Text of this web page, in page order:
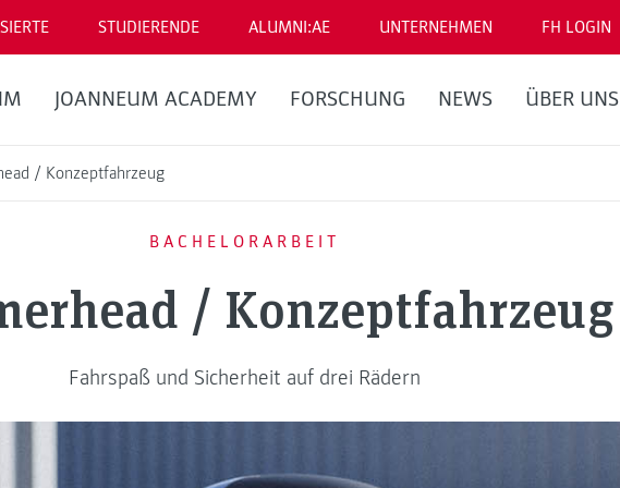
STUDIERENDE ALUMNI:AE UNTERNEHMEN FH LOGIN
JOANNEUM ACADEMY FORSCHUNG NEWS ÜBER UNS
/ Konzeptfahrzeug
BACHELORARBEIT
/ Konzeptfahrzeug
Fahrspaß und Sicherheit auf drei Rädern